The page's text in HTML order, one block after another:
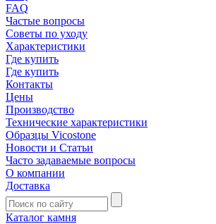
FAQ
Частые вопросы
Советы по уходу
Характеристики
Где купить
Где купить
Контакты
Цены
Производство
Технические характеристики
Образцы Vicostone
Новости и Статьи
Часто задаваемые вопросы
О компании
Доставка
Каталог камня